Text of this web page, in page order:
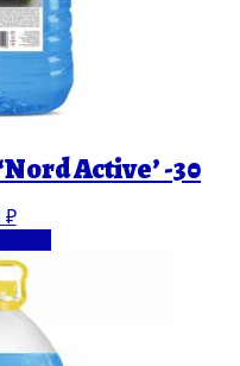
Active’ -30
₽